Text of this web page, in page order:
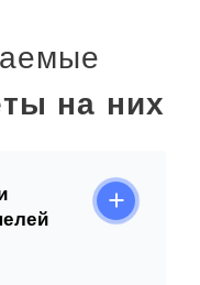
на них